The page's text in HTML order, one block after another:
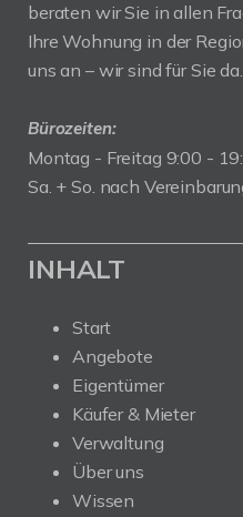
beraten wir Sie in allen
Ihre Wohnung in der
uns an – wir sind für Sie da.
Bürozeiten:
Montag - Freitag 9:00 -
Sa. + So. nach
INHALT
Start
Angebote
Eigentümer
Käufer & Mieter
Verwaltung
Über uns
Wissen